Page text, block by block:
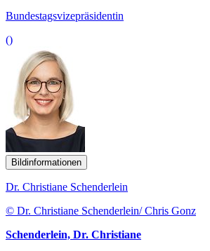
Bundestagsvizepräsidentin
()
Bildinformationen
Dr. Christiane Schenderlein
© Dr. Christiane Schenderlein/ Chris Gonz
Schenderlein, Dr. Christiane